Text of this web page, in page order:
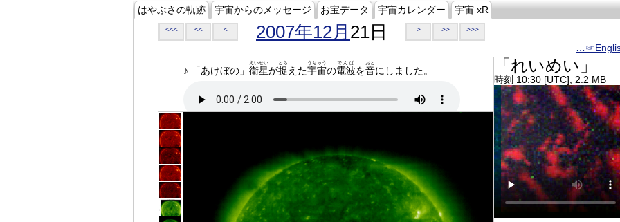
はやぶさの軌跡 宇宙からのメッセージ お宝データ 宇宙カレンダー 宇宙 xR
<<< << < 2007年12月 21日 > >> >>>
♪ 「あけぼの」 衛星
えいせい
が捉
とら
えた宇宙
うちゅう
の電波
でんぱ
を音
おと
にしました。 「れいめい」
時刻 10:30 [UTC], 2.2 MB